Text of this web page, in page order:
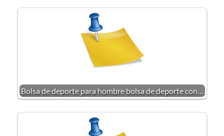
Bolsa de deporte para hombre bolsa de deporte con…